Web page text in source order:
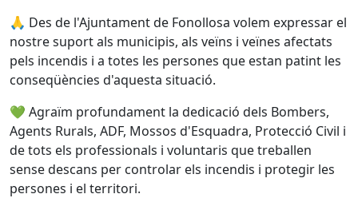
🙏 Des de l'Ajuntament de Fonollosa volem expressar el
nostre suport als municipis, als veïns i veïnes afectats
pels incendis i a totes les persones que estan patint les
conseqüències d'aquesta situació.
💚 Agraïm profundament la dedicació dels Bombers,
Agents Rurals, ADF, Mossos d'Esquadra, Protecció Civil i
de tots els professionals i voluntaris que treballen
sense descans per controlar els incendis i protegir les
persones i el territori.